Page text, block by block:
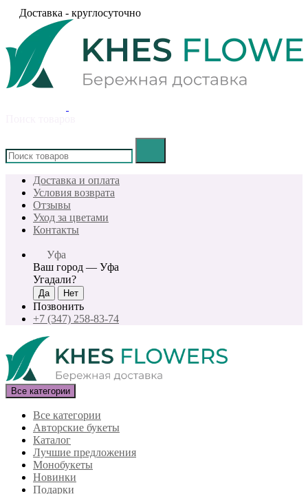
Доставка - круглосуточно
Доставка и оплата
Условия возврата
Отзывы
Уход за цветами
Контакты
Уфа
Ваш город — Уфа
Угадали?
Позвонить
+7 (347) 258-83-74
Все категории
Все категории
Авторские букеты
Каталог
Лучшие предложения
Монобукеты
Новинки
Подарки